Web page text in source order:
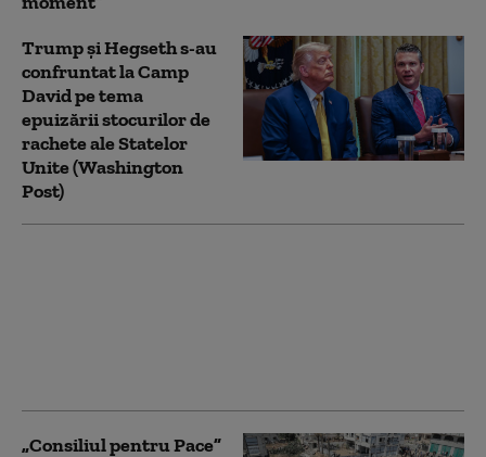
Trump şi Hegseth s-au
confruntat la Camp
David pe tema
epuizării stocurilor de
rachete ale Statelor
Unite (Washington
Post)
„Consiliul pentru Pace”